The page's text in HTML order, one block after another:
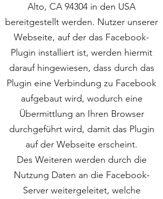
Alto, CA 94304 in den USA
bereitgestellt werden. Nutzer unserer
Webseite, auf der das Facebook-
Plugin installiert ist, werden hiermit
darauf hingewiesen, dass durch das
Plugin eine Verbindung zu Facebook
aufgebaut wird, wodurch eine
Übermittlung an Ihren Browser
durchgeführt wird, damit das Plugin
auf der Webseite erscheint.
Des Weiteren werden durch die
Nutzung Daten an die Facebook-
Server weitergeleitet, welche